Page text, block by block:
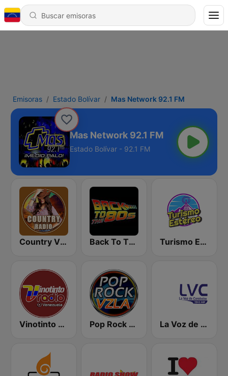
Emisoras Estado Bolívar Mas Network 92.1 FM
Mas Network 92.1 FM
Estado Bolívar - 92.1 FM
Country Vibes Back To The 80's Radio Turismo Estereo Merida Venezuela
Vinotinto Radio Venezuela Pop Rock Venezuela La Voz de Carabobo